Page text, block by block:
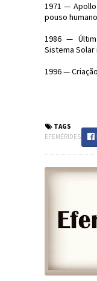
1971 —
pouso
1986 —
Sistema Solar
1996 —
TAGS
EFEMÉRIDES